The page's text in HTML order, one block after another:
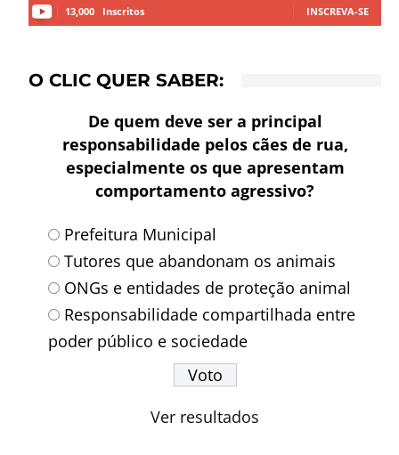
13,000 Inscritos INSCREVA-SE
O CLIC QUER SABER:
De quem deve ser a principal
responsabilidade pelos cães de rua,
especialmente os que apresentam
comportamento agressivo?
Prefeitura Municipal
Tutores que abandonam os animais
ONGs e entidades de proteção animal
Responsabilidade compartilhada entre
poder público e sociedade
Ver resultados